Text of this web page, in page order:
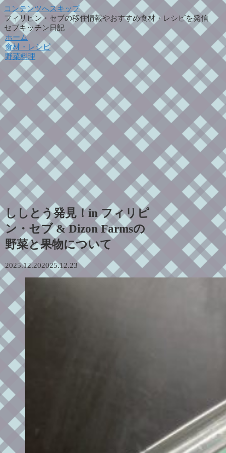
コンテンツへスキップ
フィリピン・セブの移住情報やおすすめ食材・レシピを発信
セブキッチン日記
ホーム
食材・レシピ
野菜料理
ししとう発見！in フィリピ
ン・セブ & Dizon Farmsの
野菜と果物について
2025.12.202025.12.23